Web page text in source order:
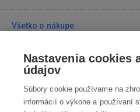
Všetko o nákupe
Predajne
Kontakt
Nastavenia cookies
údajov
Súbory cookie používame na
informácií o výkone a používaní